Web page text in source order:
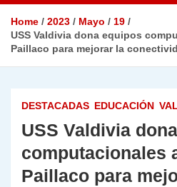
Home 2023 Mayo
19
USS Valdivia dona equipos
Paillaco para mejorar la
DESTACADAS EDUCACIÓN
USS Valdivia
computacionales
Paillaco para